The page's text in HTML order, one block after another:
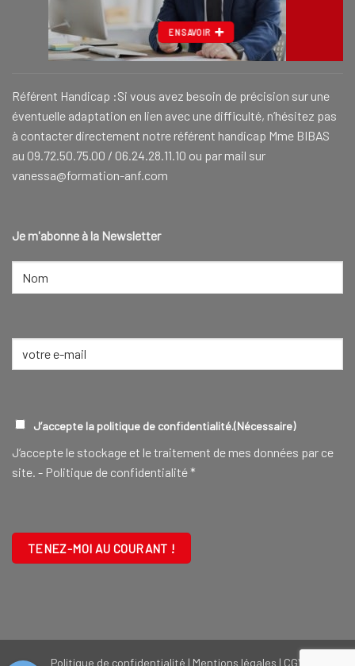
EN SAVOIR
Référent Handicap :Si vous avez besoin de précision sur une
éventuelle adaptation en lien avec une difficulté, n’hésitez pas
à contacter directement notre référent handicap Mme BIBAS
au 09.72.50.75.00 / 06.24.28.11.10 ou par mail sur
vanessa@formation-anf.com
Je m'abonne à la Newsletter
NOM
RGPD(NÉCESSAIRE)
J’accepte la politique de confidentialité.(Nécessaire)
J‘accepte le stockage et le traitement de mes données par ce
site. - Politique de confidentialité*
Politique de confidentialité | Mentions légales | CGV